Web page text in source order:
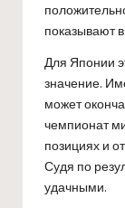
показывают
Для Японии
значение.
может
чемпионат
позициях и
Судя по
удачными.